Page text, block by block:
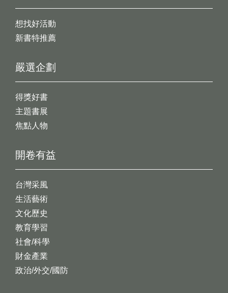
想找好活動
新書特推薦
開卷有益
台灣采風
生活藝術
文化歷史
教育學習
社會/科學
財金產業
政治/外交/國防
嚴選企劃
得獎好書
主題書展
焦點人物